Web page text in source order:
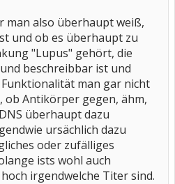
man also überhaupt weiß,
und ob es überhaupt zu
"Lupus" gehört, die
beschreibbar ist und
man gar nicht
ob Antikörper gegen, ähm,
überhaupt dazu
ursächlich dazu
oder zufälliges
ists wohl auch
irgendwelche Titer sind.